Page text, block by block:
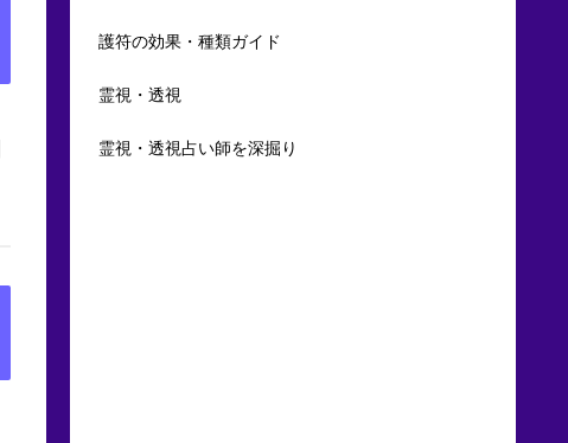
護符の効果・種類ガイド
霊視・透視
霊視・透視占い師を深掘り